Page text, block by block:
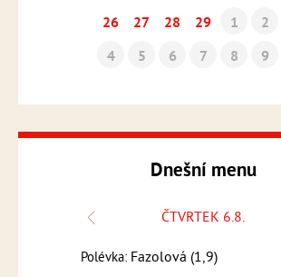
26
27 28 29 1 2
4
5 6 7 8 9
Dnešní menu
ČTVRTEK 6.8.
Polévka: Fazolová (1,9)